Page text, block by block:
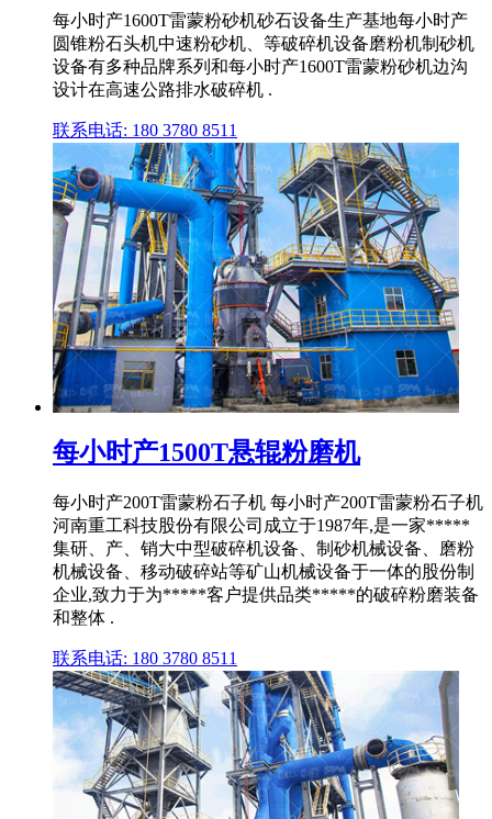
每小时产1600T雷蒙粉砂机砂石设备生产基地每小时产
圆锥粉石头机中速粉砂机、等破碎机设备磨粉机制砂机
设备有多种品牌系列和每小时产1600T雷蒙粉砂机边沟
设计在高速公路排水破碎机 .
联系电话: 180 3780 8511
每小时产1500T悬辊粉磨机
每小时产200T雷蒙粉石子机 每小时产200T雷蒙粉石子机
河南重工科技股份有限公司成立于1987年,是一家*****
集研、产、销大中型破碎机设备、制砂机械设备、磨粉
机械设备、移动破碎站等矿山机械设备于一体的股份制
企业,致力于为*****客户提供品类*****的破碎粉磨装备
和整体 .
联系电话: 180 3780 8511